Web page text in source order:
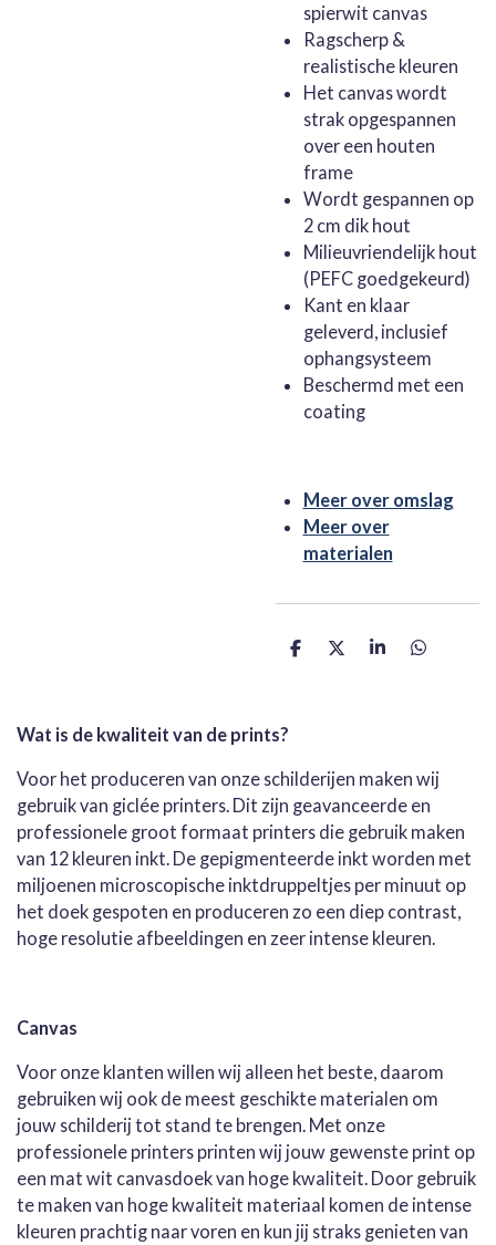
spierwit canvas
Ragscherp &
realistische kleuren
Het canvas wordt
strak opgespannen
over een houten
frame
Wordt gespannen op
2 cm dik hout
Milieuvriendelijk hout
(PEFC goedgekeurd)
Kant en klaar
geleverd, inclusief
ophangsysteem
Beschermd met een
coating
Meer over omslag
Meer over
materialen
D
D
S
D
Wat is de kwaliteit van de prints?
Voor het produceren van onze schilderijen maken wij
gebruik van giclée printers. Dit zijn geavanceerde en
professionele groot formaat printers die gebruik maken
van 12 kleuren inkt. De gepigmenteerde inkt worden met
miljoenen microscopische inktdruppeltjes per minuut op
het doek gespoten en produceren zo een diep contrast,
hoge resolutie afbeeldingen en zeer intense kleuren.
Canvas
Voor onze klanten willen wij alleen het beste, daarom
gebruiken wij ook de meest geschikte materialen om
jouw schilderij tot stand te brengen. Met onze
professionele printers printen wij jouw gewenste print op
een mat wit canvasdoek van hoge kwaliteit. Door gebruik
te maken van hoge kwaliteit materiaal komen de intense
kleuren prachtig naar voren en kun jij straks genieten van